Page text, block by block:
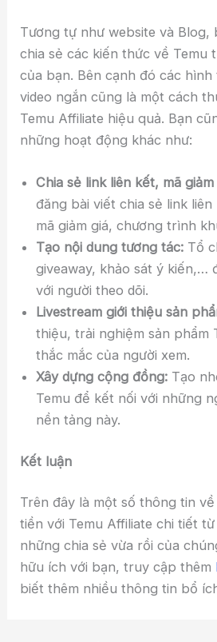
Tương tự như website và Blog,
chia sẻ các kiến thức về Temu
của bạn. Bên cạnh đó các
video ngắn cũng là một cách
Temu Affiliate hiệu quả. Bạn
những hoạt động khác như:
Chia sẻ link liên kết, mã giảm
đăng bài viết chia sẻ link
mã giảm giá, chương trình
Tạo nội dung tương tác: Tổ
giveaway, khảo sát ý kiến,…
với người theo dõi.
Livestream giới thiệu sản
thiệu, trải nghiệm sản phẩm
thắc mắc của người xem.
Xây dựng cộng đồng: Tạo
Temu để kết nối với những
nền tảng này.
Kết luận
Trên đây là một số thông tin
tiền với Temu Affiliate chi tiết
những chia sẻ vừa rồi của
hữu ích với bạn, truy cập thêm
biết thêm nhiều thông tin bổ